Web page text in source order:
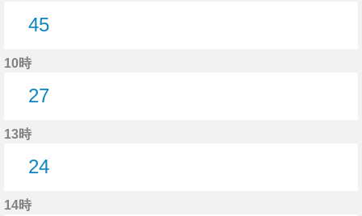
45
10時
27
13時
24
14時